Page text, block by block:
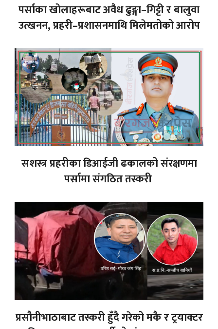
पर्साका खोलाहरूबाट अवैध ढुङ्गा–गिट्टी र बालुवा
उत्खनन, प्रहरी–प्रशासनमाथि मिलेमतोको आरोप
सशस्त्र प्रहरीका डिआईजी ढकालको संरक्षणमा
पर्सामा संगठित तस्करी
प्रसौनीभाठाबाट तस्करी हुँदै गरेको मकै र ट्रयाक्टर